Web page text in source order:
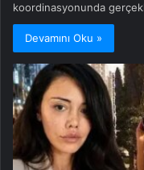
koordinasyonunda
Devamını Oku »